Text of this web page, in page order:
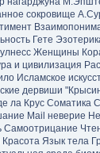
сокровище
Гете
Женщины
и цивилизация
Исламское
дервиши
ла Крус Соматика
Mail неверие
Самоотрицание
Красота Язык тела